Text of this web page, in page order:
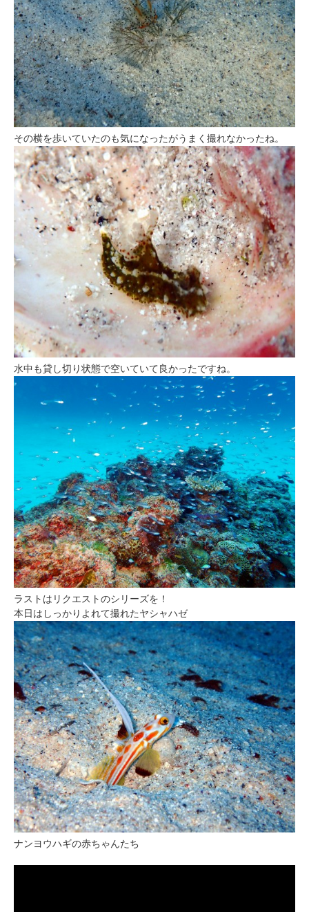
その横を歩いていたのも気になったがうまく撮れなかったね。
水中も貸し切り状態で空いていて良かったですね。
ラストはリクエストのシリーズを！
本日はしっかりよれて撮れたヤシャハゼ
ナンヨウハギの赤ちゃんたち